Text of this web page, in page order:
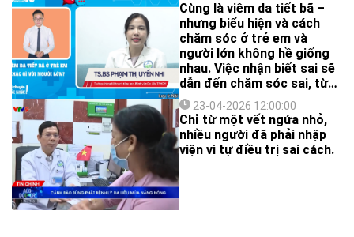
Nhưng thực chất nó có gì
và có tốt cho chúng ta
không?
Cùng là viêm da tiết bã –
nhưng biểu hiện và cách
chăm sóc ở trẻ em và
người lớn không hề giống
nhau. Việc nhận biết sai sẽ
dẫn đến chăm sóc sai, từ
đó khiến bệnh dễ dai dẳng
hơn.23-04-2026 12:00:00
Chỉ từ một vết ngứa nhỏ,
nhiều người đã phải nhập
viện vì tự điều trị sai cách.